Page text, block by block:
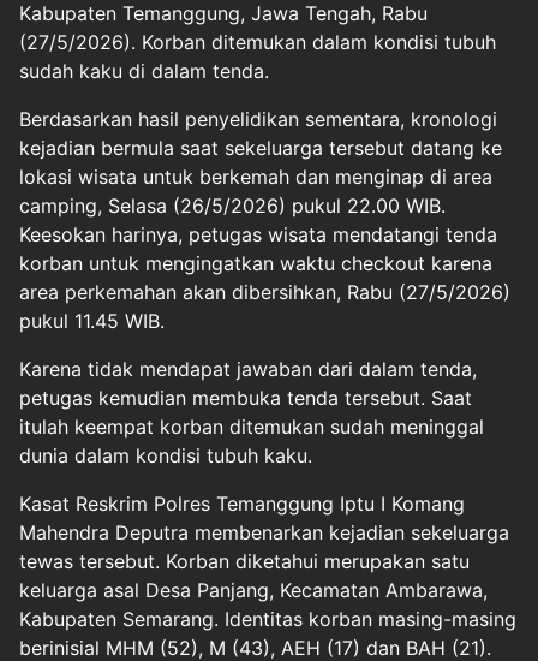
Kabupaten Temanggung, Jawa Tengah, Rabu
(27/5/2026). Korban ditemukan dalam kondisi tubuh
sudah kaku di dalam tenda.
Berdasarkan hasil penyelidikan sementara, kronologi
kejadian bermula saat sekeluarga tersebut datang ke
lokasi wisata untuk berkemah dan menginap di area
camping, Selasa (26/5/2026) pukul 22.00 WIB.
Keesokan harinya, petugas wisata mendatangi tenda
korban untuk mengingatkan waktu checkout karena
area perkemahan akan dibersihkan, Rabu (27/5/2026)
pukul 11.45 WIB.
Karena tidak mendapat jawaban dari dalam tenda,
petugas kemudian membuka tenda tersebut. Saat
itulah keempat korban ditemukan sudah meninggal
dunia dalam kondisi tubuh kaku.
Kasat Reskrim Polres Temanggung Iptu I Komang
Mahendra Deputra membenarkan kejadian sekeluarga
tewas tersebut. Korban diketahui merupakan satu
keluarga asal Desa Panjang, Kecamatan Ambarawa,
Kabupaten Semarang. Identitas korban masing-masing
berinisial MHM (52), M (43), AEH (17) dan BAH (21).